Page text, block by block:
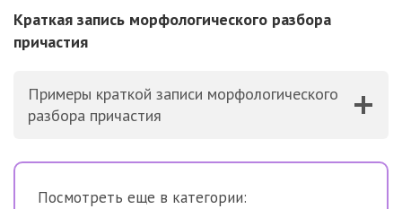
Краткая запись морфологического разбора
причастия
Примеры краткой записи морфологического
разбора причастия
Посмотреть еще в категории: